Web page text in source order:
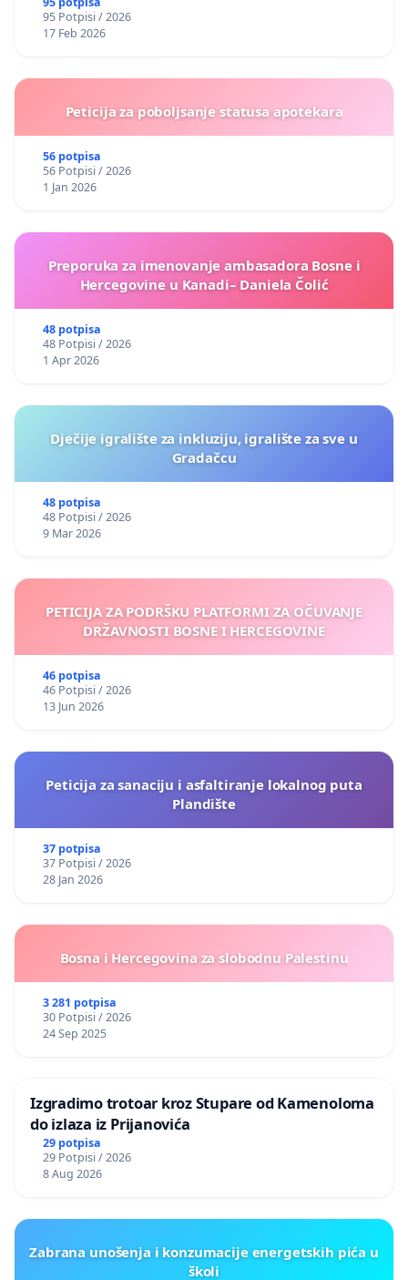
95 Potpisi / 2026
17 Feb 2026
Peticija za poboljsanje statusa apotekara
56 potpisa
56 Potpisi / 2026
1 Jan 2026
Preporuka za imenovanje ambasadora Bosne i
Hercegovine u Kanadi– Daniela Čolić
48 potpisa
48 Potpisi / 2026
1 Apr 2026
Dječije igralište za inkluziju, igralište za sve u
Gradačcu
48 potpisa
48 Potpisi / 2026
9 Mar 2026
PETICIJA ZA PODRŠKU PLATFORMI ZA OČUVANJE
DRŽAVNOSTI BOSNE I HERCEGOVINE
46 potpisa
46 Potpisi / 2026
13 Jun 2026
Peticija za sanaciju i asfaltiranje lokalnog puta
Plandište
37 potpisa
37 Potpisi / 2026
28 Jan 2026
Bosna i Hercegovina za slobodnu Palestinu
3 281 potpisa
30 Potpisi / 2026
24 Sep 2025
Izgradimo trotoar kroz Stupare od Kamenoloma
do izlaza iz Prijanovića
29 potpisa
29 Potpisi / 2026
8 Aug 2026
Zabrana unošenja i konzumacije energetskih pića u
školi